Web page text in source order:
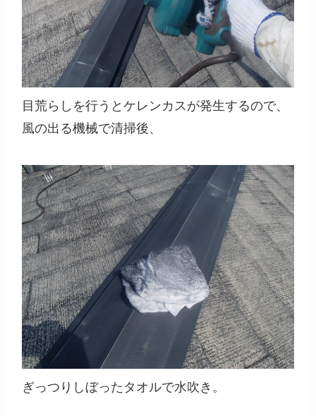
目荒らしを行うとケレンカスが発生するので、
風の出る機械で清掃後、
ぎっつりしぼったタオルで水吹き。